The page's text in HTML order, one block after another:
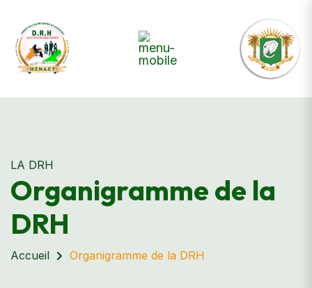
LA DRH
Organigramme de la
DRH
Accueil Organigramme de la DRH